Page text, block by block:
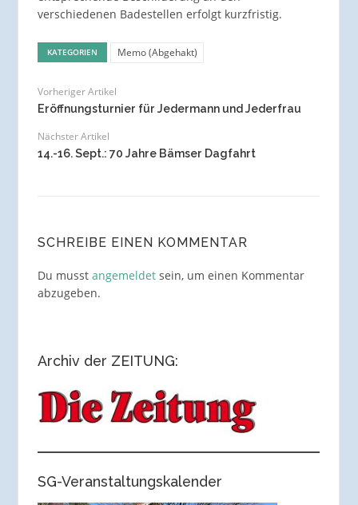
verschiedenen Badestellen erfolgt kurzfristig.
KATEGORIEN Memo (Abgehakt)
Vorheriger Artikel
Eröffnungsturnier für Jedermann und Jederfrau
Nächster Artikel
14.-16. Sept.: 70 Jahre Bämser Dagfahrt
SCHREIBE EINEN KOMMENTAR
Du musst angemeldetsein, um einen Kommentar
abzugeben.
Archiv der ZEITUNG:
SG-Veranstaltungskalender